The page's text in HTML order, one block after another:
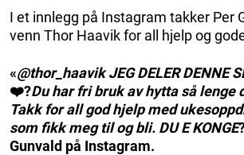
I et innlegg på Instagram takker Per
venn Thor Haavik for all hjelp og
«@thor_haavik JEG DELER DENNE
❤️?Du har fri bruk av hytta så lenge
Takk for all god hjelp med
som fikk meg til og bli. DU E KONGE
Gunvald på Instagram.